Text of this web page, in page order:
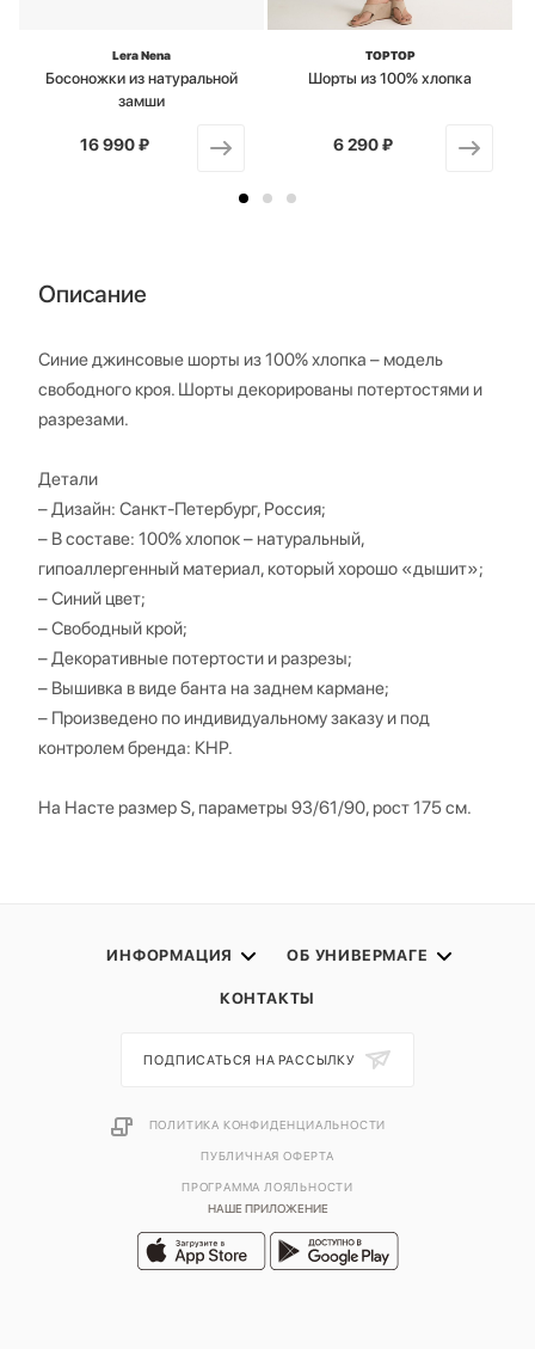
Lera Nena
Босоножки из натуральной
замши
от
16 990 ₽
TOPTOP
Шорты из 100% хлопка
от
6 290 ₽
Описание
Синие джинсовые шорты из 100% хлопка – модель
свободного кроя. Шорты декорированы потертостями и
разрезами.
Детали
– Дизайн: Санкт-Петербург, Россия;
– В составе: 100% хлопок – натуральный,
гипоаллергенный материал, который хорошо «дышит»;
– Синий цвет;
– Свободный крой;
– Декоративные потертости и разрезы;
– Вышивка в виде банта на заднем кармане;
– Произведено по индивидуальному заказу и под
контролем бренда: КНР.
На Насте размер S, параметры 93/61/90, рост 175 см.
ИНФОРМАЦИЯ ОБ УНИВЕРМАГЕ
КОНТАКТЫ
НАШЕ ПРИЛОЖЕНИЕ
ПОДПИСАТЬСЯ НА РАССЫЛКУ
ПОЛИТИКА КОНФИДЕНЦИАЛЬНОСТИ
ПУБЛИЧНАЯ ОФЕРТА
ПРОГРАММА ЛОЯЛЬНОСТИ